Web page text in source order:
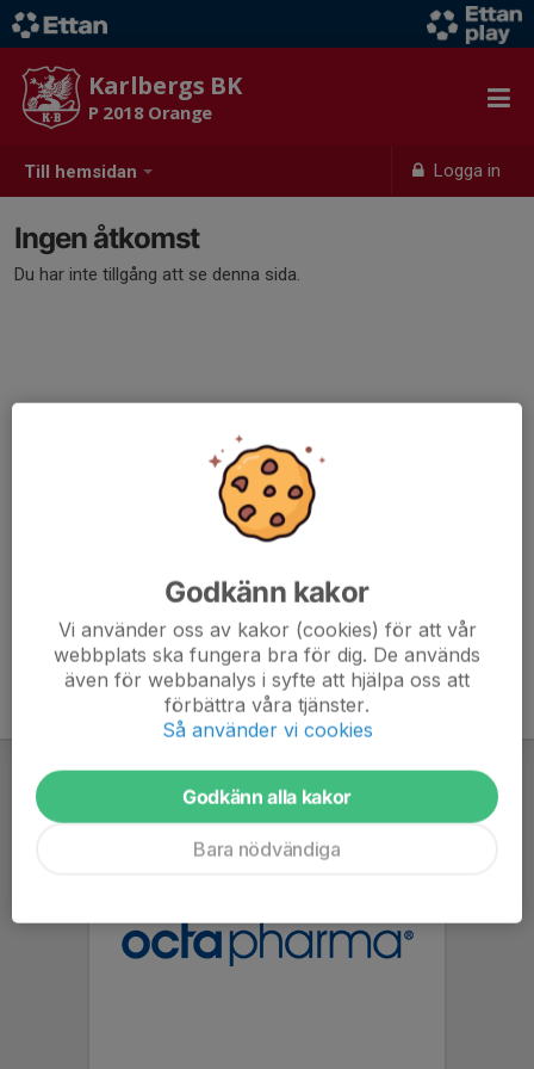
Till hemsidan Logga in
Karlbergs BK
P 2018 Orange
Ingen åtkomst
Du har inte tillgång att se denna sida.
Godkänn kakor
Vi använder oss av kakor (cookies) för att vår
webbplats ska fungera bra för dig. De används
även för webbanalys i syfte att hjälpa oss att
förbättra våra tjänster.
Så använder vi cookies
Godkänn alla kakor
Bara nödvändiga